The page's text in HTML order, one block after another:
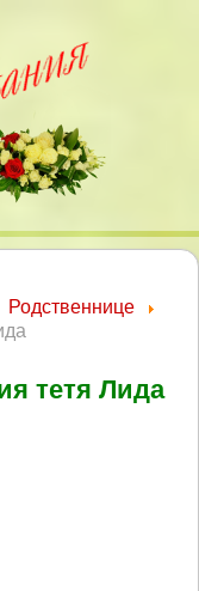
Родственнице
тетя Лида